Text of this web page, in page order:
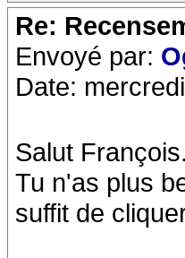
Re:
Envoyé par:
Date:
Salut François.
Tu n'as plus
suffit de